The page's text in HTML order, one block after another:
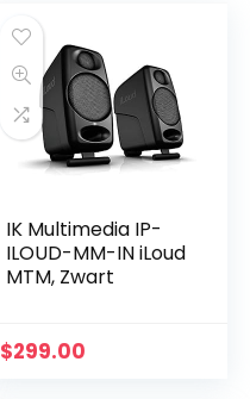
IK Multimedia IP-
ILOUD-MM-IN iLoud
MTM, Zwart
$299.00